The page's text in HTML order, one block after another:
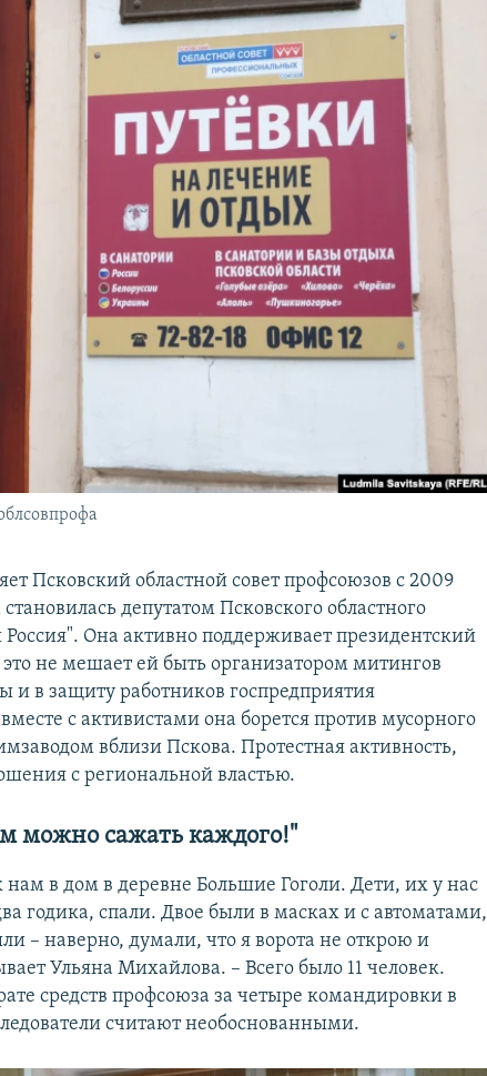
Псковский областной совет профсоюзов с 2009
депутатом Псковского областного
Она активно поддерживает президентский
не мешает ей быть организатором митингов
и в защиту работников госпредприятия
с активистами она борется против мусорного
вблизи Пскова. Протестная активность,
с региональной властью.
можно сажать каждого!"
в дом в деревне Большие Гоголи. Дети, их у нас
годика, спали. Двое были в масках и с автоматами,
– наверно, думали, что я ворота не открою и
Ульяна Михайлова. – Всего было 11 человек.
средств профсоюза за четыре командировки в
считают необоснованными.